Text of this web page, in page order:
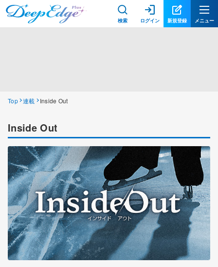
検索 ログイン 新規登録 メニュー
Top 連載 Inside Out
Inside Out